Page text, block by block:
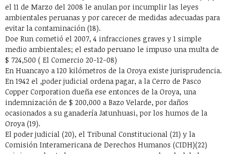
el 11 de Marzo del 2008 le anulan por incumplir las leyes
ambientales peruanas y por carecer de medidas adecuadas para
evitar la contaminación (18).
Doe Run cometió el 2007, 4 infracciones graves y 1 simple
medio ambientales; el estado peruano le impuso una multa de
$ 724,500 ( El Comercio 20-12-08)
En Huancayo a 120 kilómetros de la Oroya existe jurisprudencia.
En 1942 el ,poder judicial ordena pagar, a la Cerro de Pasco
Copper Corporation dueña ese entonces de la Oroya, una
indemnización de $ 200,000 a Bazo Velarde, por daños
ocasionados a su ganadería Jatunhuasi, por los humos de la
Oroya (19).
El poder judicial (20), el Tribunal Constitucional (21) y la
Comisión Interamericana de Derechos Humanos (CIDH)(22)